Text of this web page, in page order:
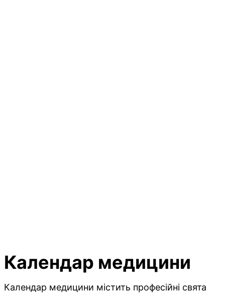
Календар медицини
Календар медицини містить професійні свята